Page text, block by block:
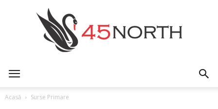
Acasă Surse Primare